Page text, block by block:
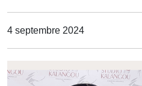
4 septembre 2024